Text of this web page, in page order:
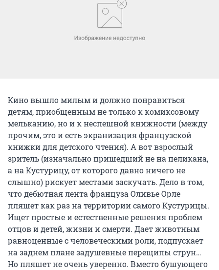
Кино вышло милым и должно понравиться
детям, приобщенным не только к комиксовому
мельканию, но и к неспешной книжности (между
прочим, это и есть экранизация французской
книжки для детского чтения). А вот взрослый
зритель (изначально пришедший не на пеликана,
а на Кустурицу, от которого давно ничего не
слышно) рискует местами заскучать. Дело в том,
что дебютная лента француза Оливье Орле
пляшет как раз на территории самого Кустурицы.
Ищет простые и естественные решения проблем
отцов и детей, жизни и смерти. Дает животным
равноценные с человеческими роли, подпускает
на заднем плане задушевные перещипы струн…
Но пляшет не очень уверенно. Вместо бушующего